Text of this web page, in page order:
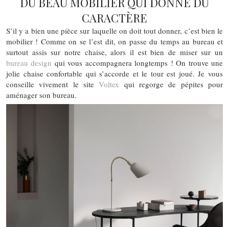
CARACTÈRE
S’il y a bien une pièce sur laquelle on doit tout donner, c’est bien le
mobilier ! Comme on se l’est dit, on passe du temps au bureau et
surtout assis sur notre chaise, alors il est bien de miser sur un
bureau design qui vous accompagnera longtemps ! On trouve une
jolie chaise confortable qui s’accorde et le tour est joué. Je vous
conseille vivement le siteVoltex qui regorge de pépites pour
aménager son bureau.